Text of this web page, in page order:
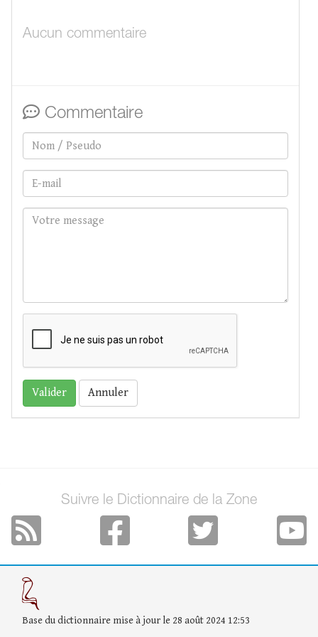
Aucun commentaire
Commentaire
Annuler
Suivre le Dictionnaire de la Zone
Base du dictionnaire mise à jour le 28 août 2024 12:53